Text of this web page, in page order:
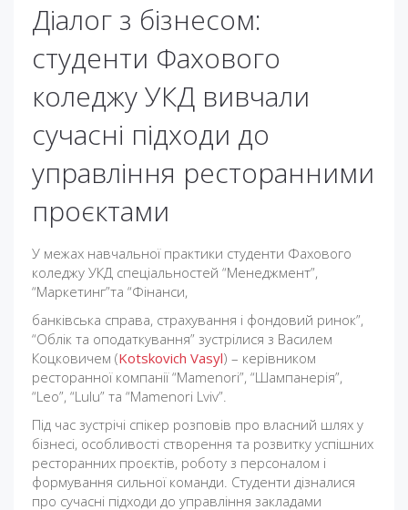
Діалог з бізнесом:
студенти Фахового
коледжу УКД вивчали
сучасні підходи до
управління ресторанними
проєктами
У межах навчальної практики студенти Фахового
коледжу УКД спеціальностей “Менеджмент”,
“Маркетинг”та “Фінанси,
банківська справа, страхування і фондовий ринок”,
“Облік та оподаткування” зустрілися з Василем
Коцковичем (Kotskovich Vasyl) – керівником
ресторанної компанії “Mamenori”, “Шампанерія”,
“Leo”, “Lulu” та “Mamenori Lviv”.
Під час зустрічі спікер розповів про власний шлях у
бізнесі, особливості створення та розвитку успішних
ресторанних проєктів, роботу з персоналом і
формування сильної команди. Студенти дізналися
про сучасні підходи до управління закладами